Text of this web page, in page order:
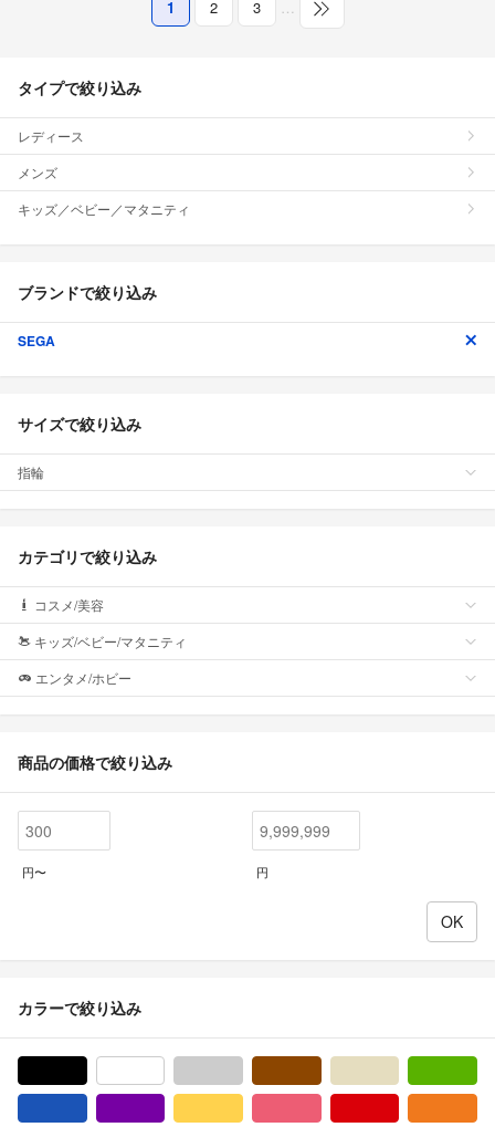
1 2 3 …
タイプで絞り込み
レディース
メンズ
キッズ／ベビー／マタニティ
ブランドで絞り込み
SEGA
サイズで絞り込み
指輪
カテゴリで絞り込み
コスメ/美容
キッズ/ベビー/マタニティ
エンタメ/ホビー
商品の価格で絞り込み
円〜 円
カラーで絞り込み